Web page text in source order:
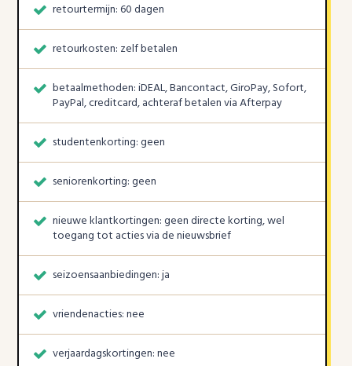
retourtermijn: 60 dagen
retourkosten: zelf betalen
betaalmethoden: iDEAL, Bancontact, GiroPay, Sofort,
PayPal, creditcard, achteraf betalen via Afterpay
studentenkorting: geen
seniorenkorting: geen
nieuwe klantkortingen: geen directe korting, wel
toegang tot acties via de nieuwsbrief
seizoensaanbiedingen: ja
vriendenacties: nee
verjaardagskortingen: nee